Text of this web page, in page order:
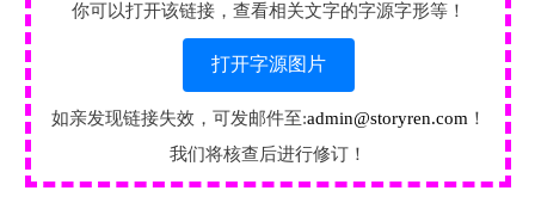
你可以打开该链接，查看相关文字的字源字形等！
打开字源图片
如亲发现链接失效，可发邮件至:admin@storyren.com ！
我们将核查后进行修订！